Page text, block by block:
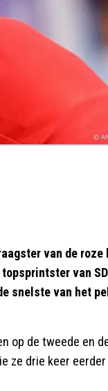
van de
van
snelste van het
op de tweede en
ze drie keer